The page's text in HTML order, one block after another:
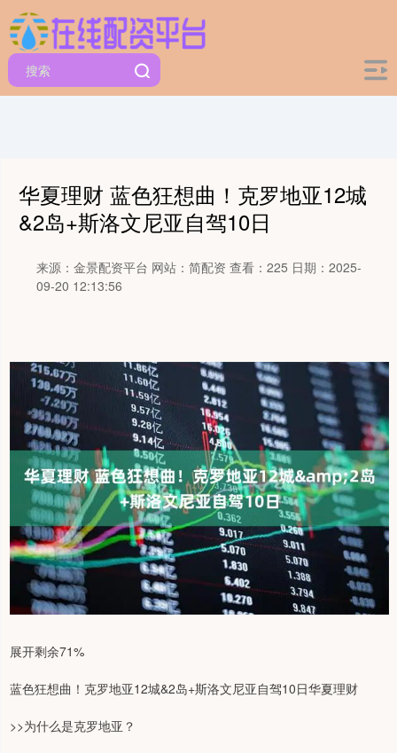
华夏理财 蓝色狂想曲！克罗地亚12城
&2岛+斯洛文尼亚自驾10日
来源：金景配资平台 网站：简配资 查看：225 日期：2025-
09-20 12:13:56
展开剩余71%
蓝色狂想曲！克罗地亚12城&2岛+斯洛文尼亚自驾10日华夏理财
>>为什么是克罗地亚？